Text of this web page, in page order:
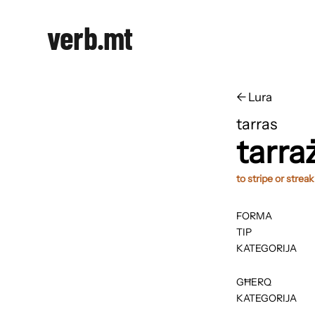
verb.mt
← ​​Lura
tarras
to stripe or streak
FORMA
TIP
KATEGORIJA
GĦERQ
KATEGORIJA